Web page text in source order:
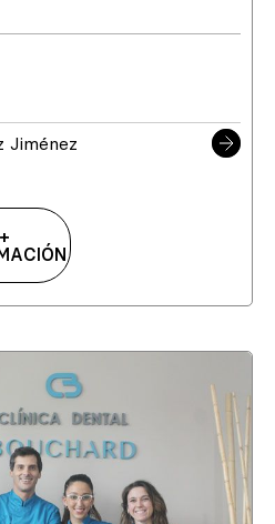
Jiménez
+